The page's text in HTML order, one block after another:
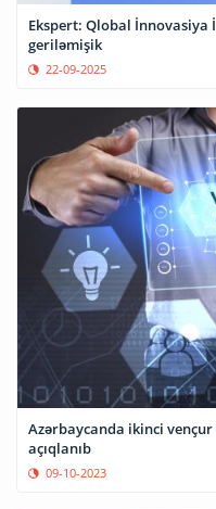
Ekspert: Qlobal İnnovasiya
geriləmişik
22-09-2025
Azərbaycanda ikinci
açıqlanıb
09-10-2023